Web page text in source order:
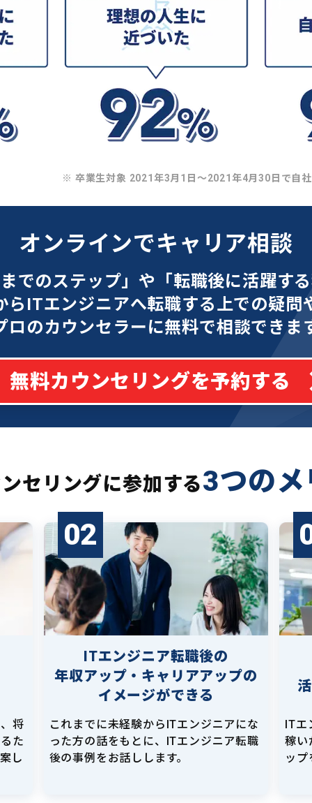
※ 卒業生対象 2021年3月1日〜2021年4月30日で自
オンラインでキャリア相談
でのステップ」や「転職後に活躍す
らITエンジニアへ転職する上での疑問
ロのカウンセラーに無料で相談できま
無料カウンセリングを予約する
セリングに参加する3つの
将
た
し
02
ITエンジニア転職後の
年収アップ・キャリアアップの
イメージができる
これまでに未経験からITエンジニアにな
った方の話をもとに、ITエンジニア転職
後の事例をお話しします。
IT
稼い
ップ